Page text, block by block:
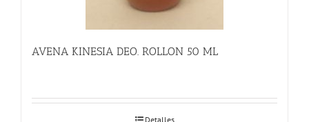
AVENA KINESIA DEO. ROLLON 50 ML
Detalles